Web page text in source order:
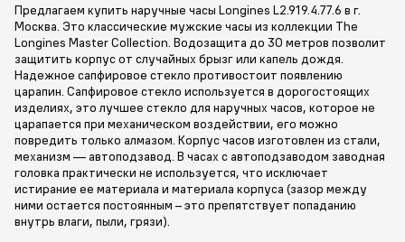
Предлагаем купить наручные часы Longines L2.919.4.77.6 в г.
Москва. Это классические мужские часы из коллекции The
Longines Master Collection. Водозащита до 30 метров позволит
защитить корпус от случайных брызг или капель дождя.
Надежное сапфировое стекло противостоит появлению
царапин. Сапфировое стекло используется в дорогостоящих
изделиях, это лучшее стекло для наручных часов, которое не
царапается при механическом воздействии, его можно
повредить только алмазом. Корпус часов изготовлен из стали,
механизм — автоподзавод. В часах с автоподзаводом заводная
головка практически не используется, что исключает
истирание ее материала и материала корпуса (зазор между
ними остается постоянным – это препятствует попаданию
внутрь влаги, пыли, грязи).